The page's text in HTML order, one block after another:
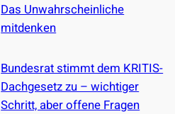
Das Unwahrscheinliche
mitdenken
Bundesrat stimmt dem KRITIS-
Dachgesetz zu – wichtiger
Schritt, aber offene Fragen